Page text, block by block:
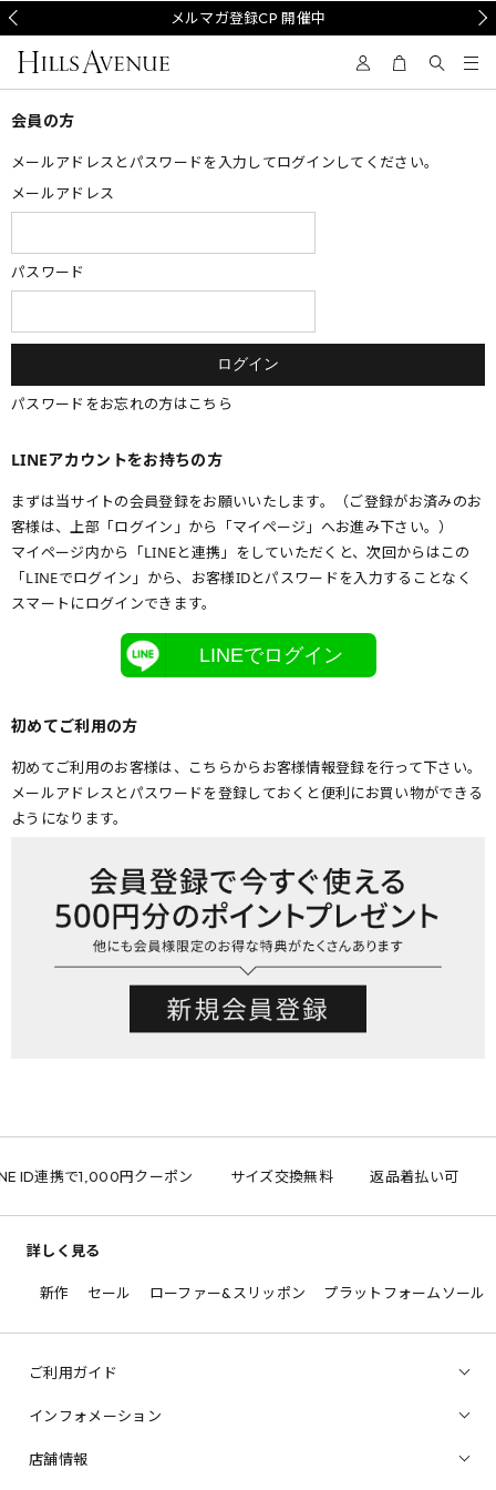
メルマガ登録CP 開催中
会員の方
メールアドレスとパスワードを入力してログインしてください。
メールアドレス
パスワード
パスワードをお忘れの方はこちら
LINEアカウントをお持ちの方
まずは当サイトの会員登録をお願いいたします。（ご登録がお済みのお
客様は、上部「ログイン」から「マイページ」へお進み下さい。）
マイページ内から「LINEと連携」をしていただくと、次回からはこの
「LINEでログイン」から、お客様IDとパスワードを入力することなく
スマートにログインできます。
LINEでログイン
初めてご利用の方
初めてご利用のお客様は、こちらからお客様情報登録を行って下さい。
メールアドレスとパスワードを登録しておくと便利にお買い物ができる
ようになります。
ID連携で1,000円クーポン サイズ交換無料 返品着払い可
詳しく見る
新作 セール ローファー&スリッポン プラットフォームソール
ご利用ガイド
インフォメーション
店舗情報